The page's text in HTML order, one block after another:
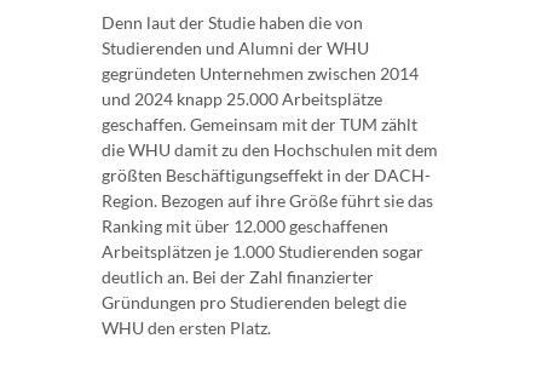
Denn laut der Studie haben die von
Studierenden und Alumni der WHU
gegründeten Unternehmen zwischen 2014
und 2024 knapp 25.000 Arbeitsplätze
geschaffen. Gemeinsam mit der TUM zählt
die WHU damit zu den Hochschulen mit dem
größten Beschäftigungseffekt in der DACH-
Region. Bezogen auf ihre Größe führt sie das
Ranking mit über 12.000 geschaffenen
Arbeitsplätzen je 1.000 Studierenden sogar
deutlich an. Bei der Zahl finanzierter
Gründungen pro Studierenden belegt die
WHU den ersten Platz.